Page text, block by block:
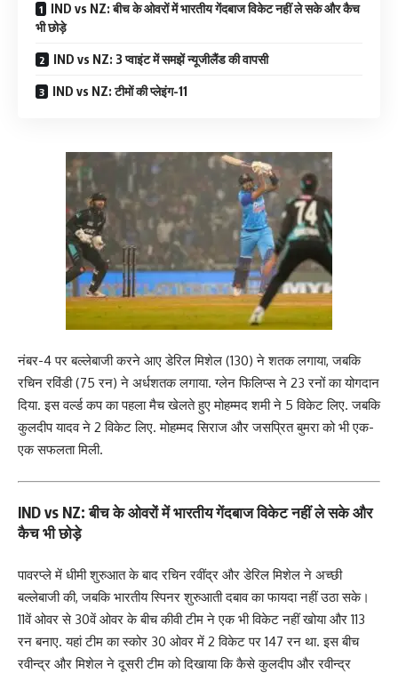
IND vs NZ: बीच के ओवरों में भारतीय गेंदबाज विकेट नहीं ले सके और कैच
भी छोड़े
IND vs NZ: 3 प्वाइंट में समझें न्यूजीलैंड की वापसी
IND vs NZ: टीमों की प्लेइंग-11
नंबर-4 पर बल्लेबाजी करने आए डेरिल मिशेल (130) ने शतक लगाया, जबकि
रचिन रविंडी (75 रन) ने अर्धशतक लगाया. ग्लेन फिलिप्स ने 23 रनों का योगदान
दिया. इस वर्ल्ड कप का पहला मैच खेलते हुए मोहम्मद शमी ने 5 विकेट लिए. जबकि
कुलदीप यादव ने 2 विकेट लिए. मोहम्मद सिराज और जसप्रित बुमरा को भी एक-
एक सफलता मिली.
IND vs NZ: बीच के ओवरों में भारतीय गेंदबाज विकेट नहीं ले सके और
कैच भी छोड़े
पावरप्ले में धीमी शुरुआत के बाद रचिन रवींद्र और डेरिल मिशेल ने अच्छी
बल्लेबाजी की, जबकि भारतीय स्पिनर शुरुआती दबाव का फायदा नहीं उठा सके।
11वें ओवर से 30वें ओवर के बीच कीवी टीम ने एक भी विकेट नहीं खोया और 113
रन बनाए. यहां टीम का स्कोर 30 ओवर में 2 विकेट पर 147 रन था. इस बीच
रवीन्द्र और मिशेल ने दूसरी टीम को दिखाया कि कैसे कुलदीप और रवीन्द्र